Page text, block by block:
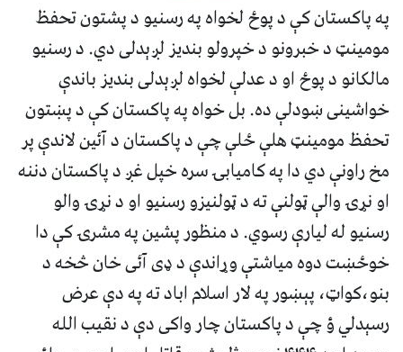
په پاکستان کې د پوځ لخواه په رسنيو د پشتون تحفظ
مومينټ د خبرونو د خپرولو بنديز لږېدلی دي. د رسنيو
مالکانو د پوځ او د عدلې لخواه لږېدلی بنديز باندې
خواشينی ښودلې ده. بل خواه په پاکستان کې د پښتون
تحفظ مومينټ هلې ځلې چې د پاکستان د آئين لاندې پر
مخ راونې دي دا په کاميابۍ سره خپل غږ د پاکستان دننه
او نړۍ والې ټولنې ته د ټولنيزو رسنيو او د نړۍ والو
رسنيو له ليارې رسوي. د منظور پشين په مشرۍ کې دا
خوځښت دوه مياشتې وړاندې د ډی آئی خان څخه د
بنو،کواټ، پېښور په لار اسلام اباد ته په دې عرض
رسېدلي ؤ چې د پاکستان چار واکی دې د نقيب الله